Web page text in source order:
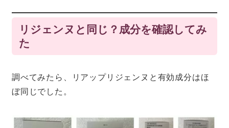
リジェンヌと同じ？成分を確認してみ
た
調べてみたら、リアップリジェンヌと有効成分はほ
ぼ同じでした。